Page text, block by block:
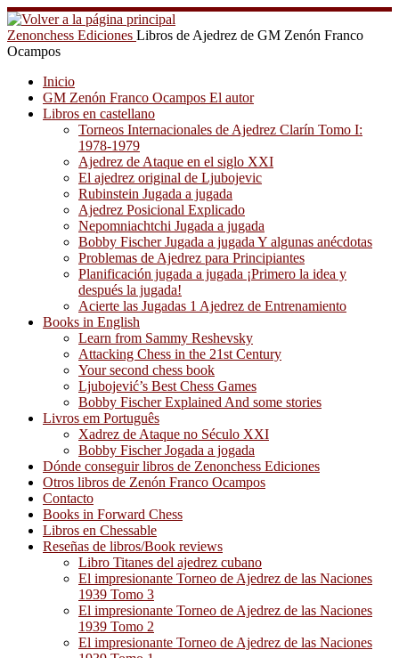
Saltar
al
contenido
Zenonchess Ediciones Libros de Ajedrez de GM Zenón Franco
Ocampos
Inicio
GM Zenón Franco Ocampos El autor
Libros en castellano
Torneos Internacionales de Ajedrez Clarín Tomo I:
1978-1979
Ajedrez de Ataque en el siglo XXI
El ajedrez original de Ljubojevic
Rubinstein Jugada a jugada
Ajedrez Posicional Explicado
Nepomniachtchi Jugada a jugada
Bobby Fischer Jugada a jugada Y algunas anécdotas
Problemas de Ajedrez para Principiantes
Planificación jugada a jugada ¡Primero la idea y
después la jugada!
Acierte las Jugadas 1 Ajedrez de Entrenamiento
Books in English
Learn from Sammy Reshevsky
Attacking Chess in the 21st Century
Your second chess book
Ljubojević’s Best Chess Games
Bobby Fischer Explained And some stories
Livros em Português
Xadrez de Ataque no Século XXI
Bobby Fischer Jogada a jogada
Dónde conseguir libros de Zenonchess Ediciones
Otros libros de Zenón Franco Ocampos
Contacto
Books in Forward Chess
Libros en Chessable
Reseñas de libros/Book reviews
Libro Titanes del ajedrez cubano
El impresionante Torneo de Ajedrez de las Naciones
1939 Tomo 3
El impresionante Torneo de Ajedrez de las Naciones
1939 Tomo 2
El impresionante Torneo de Ajedrez de las Naciones